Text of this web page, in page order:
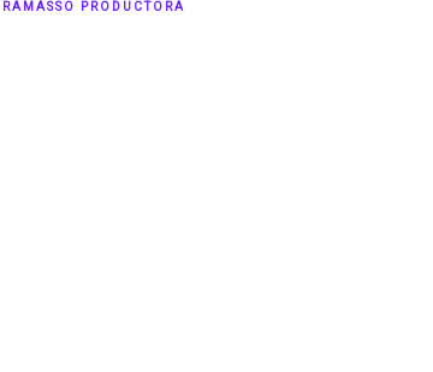
RAMASSO PRODUCTORA